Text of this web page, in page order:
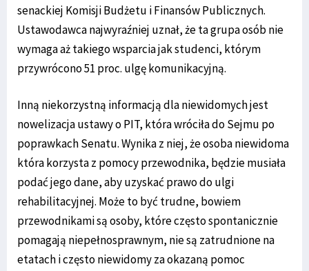
senackiej Komisji Budżetu i Finansów Publicznych.
Ustawodawca najwyraźniej uznał, że ta grupa osób nie
wymaga aż takiego wsparcia jak studenci, którym
przywrócono 51 proc. ulgę komunikacyjną.
Inną niekorzystną informacją dla niewidomych jest
nowelizacja ustawy o PIT, która wróciła do Sejmu po
poprawkach Senatu. Wynika z niej, że osoba niewidoma
która korzysta z pomocy przewodnika, będzie musiała
podać jego dane, aby uzyskać prawo do ulgi
rehabilitacyjnej. Może to być trudne, bowiem
przewodnikami są osoby, które często spontanicznie
pomagają niepełnosprawnym, nie są zatrudnione na
etatach i często niewidomy za okazaną pomoc